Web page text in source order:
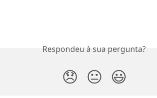
Respondeu à sua pergunta?
😞 😐 😃